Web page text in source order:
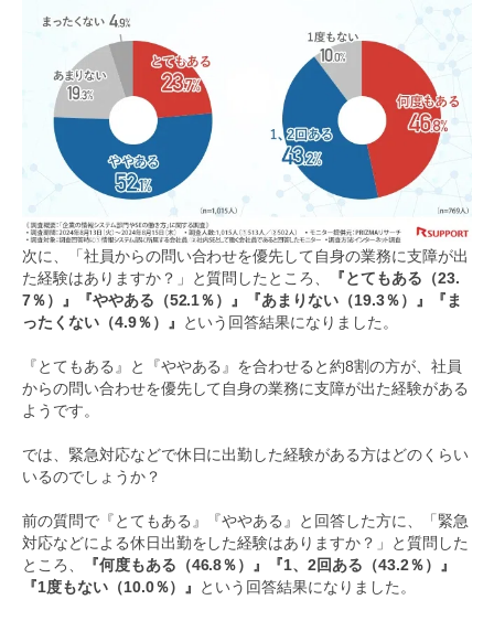
次に、「社員からの問い合わせを優先して自身の業務に支障が出
た経験はありますか？」と質問したところ、
『とてもある（23.
7％）』『ややある（52.1％）』『あまりない（19.3％）』『ま
ったくない（4.9％）』
という回答結果になりました。
『とてもある』と『ややある』を合わせると約8割の方が、社員
からの問い合わせを優先して自身の業務に支障が出た経験がある
ようです。
では、緊急対応などで休日に出勤した経験がある方はどのくらい
いるのでしょうか？
前の質問で『とてもある』『ややある』と回答した方に、「緊急
対応などによる休日出勤をした経験はありますか？」と質問した
ところ、
『何度もある（46.8％）』『1、2回ある（43.2％）』
『1度もない（10.0％）』 という回答結果になりました。